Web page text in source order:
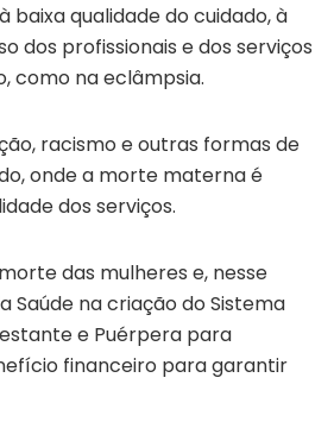
qualidade do cuidado, à
dos profissionais e dos serviços
como na eclâmpsia.
racismo e outras formas de
onde a morte materna é
dos serviços.
das mulheres e, nesse
Saúde na criação do Sistema
e Puérpera para
financeiro para garantir